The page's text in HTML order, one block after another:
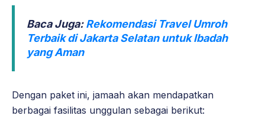
Baca Juga:Rekomendasi Travel Umroh
Terbaik di Jakarta Selatan untuk Ibadah
yang Aman
Dengan paket ini, jamaah akan mendapatkan
berbagai fasilitas unggulan sebagai berikut: